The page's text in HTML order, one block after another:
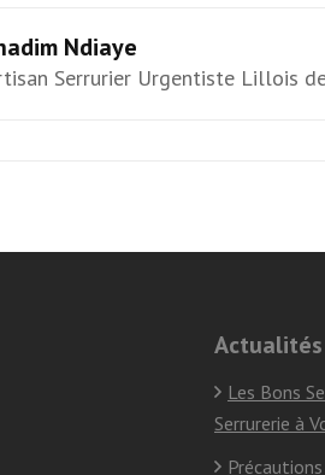
Ndiaye
Serrurier Urgentiste Lillois
Actualités
Les Bons
Serrurerie à